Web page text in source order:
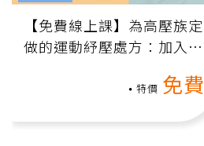
【免費線上課】為高壓族定
做的運動紓壓處方：加入行
特價 免費